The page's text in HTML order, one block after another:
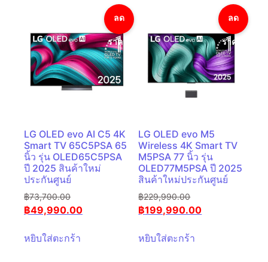
ลด
ราคา!
LG OLED evo AI C5 4K
Smart TV 65C5PSA 65
นิ้ว รุ่น OLED65C5PSA
ปี 2025 สินค้าใหม่
ประกันศูนย์
฿73,700.00
฿49,990.00
หยิบใส่ตะกร้า
ลด
ราคา!
LG OLED evo M5
Wireless 4K Smart TV
M5PSA 77 นิ้ว รุ่น
OLED77M5PSA ปี 2025
สินค้าใหม่ประกันศูนย์
฿229,990.00
฿199,990.00
หยิบใส่ตะกร้า